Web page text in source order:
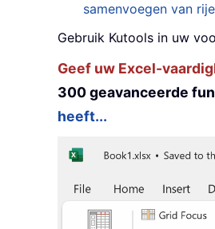
samenvoegen van
Gebruik Kutools in uw
Geef uw Excel-
300 geavanceerde
heeft...